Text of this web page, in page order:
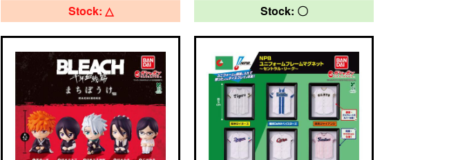
Stock: △ Stock: 〇